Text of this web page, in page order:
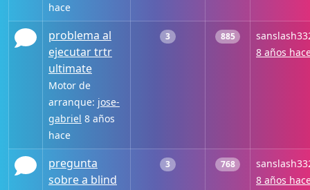
hace
problema al
ejecutar trtr
ultimate
Motor de
arranque: jose-
gabriel 8 años
hace
3 885
8 años
pregunta
sobre a blind
3 768
8 años